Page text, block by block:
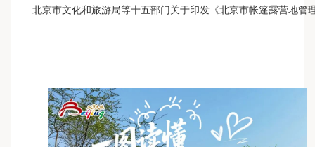
北京市文化和旅游局等十五部门关于印发《北京市帐篷露营地管